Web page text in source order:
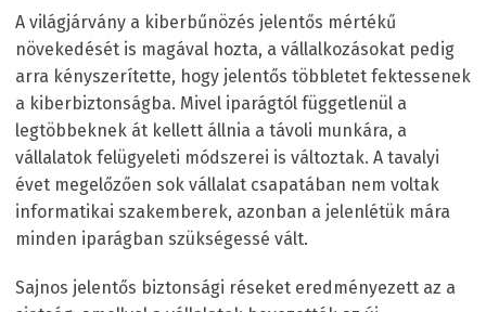
A világjárvány a kiberbűnözés jelentős mértékű
növekedését is magával hozta, a vállalkozásokat pedig
arra kényszerítette, hogy jelentős többletet fektessenek
a kiberbiztonságba. Mivel iparágtól függetlenül a
legtöbbeknek át kellett állnia a távoli munkára, a
vállalatok felügyeleti módszerei is változtak. A tavalyi
évet megelőzően sok vállalat csapatában nem voltak
informatikai szakemberek, azonban a jelenlétük mára
minden iparágban szükségessé vált.
Sajnos jelentős biztonsági réseket eredményezett az a